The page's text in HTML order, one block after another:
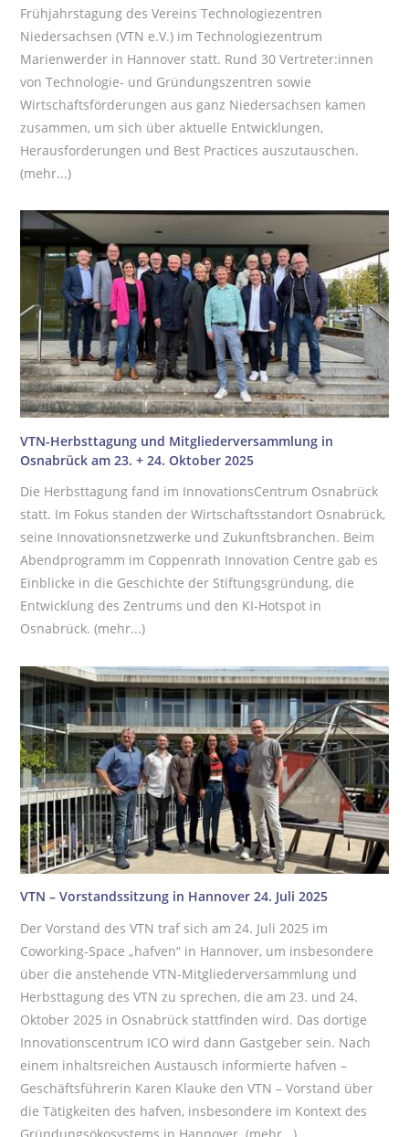
Frühjahrstagung des Vereins Technologiezentren
Niedersachsen (VTN e.V.) im Technologiezentrum
Marienwerder in Hannover statt. Rund 30 Vertreter:innen
von Technologie- und Gründungszentren sowie
Wirtschaftsförderungen aus ganz Niedersachsen kamen
zusammen, um sich über aktuelle Entwicklungen,
Herausforderungen und Best Practices auszutauschen.
(mehr...)
VTN-Herbsttagung und Mitgliederversammlung in
Osnabrück am 23. + 24. Oktober 2025
Die Herbsttagung fand im InnovationsCentrum Osnabrück
statt. Im Fokus standen der Wirtschaftsstandort Osnabrück,
seine Innovationsnetzwerke und Zukunftsbranchen. Beim
Abendprogramm im Coppenrath Innovation Centre gab es
Einblicke in die Geschichte der Stiftungsgründung, die
Entwicklung des Zentrums und den KI-Hotspot in
Osnabrück. (mehr...)
VTN – Vorstandssitzung in Hannover 24. Juli 2025
Der Vorstand des VTN traf sich am 24. Juli 2025 im
Coworking-Space „hafven“ in Hannover, um insbesondere
über die anstehende VTN-Mitgliederversammlung und
Herbsttagung des VTN zu sprechen, die am 23. und 24.
Oktober 2025 in Osnabrück stattfinden wird. Das dortige
Innovationscentrum ICO wird dann Gastgeber sein. Nach
einem inhaltsreichen Austausch informierte hafven –
Geschäftsführerin Karen Klauke den VTN – Vorstand über
die Tätigkeiten des hafven, insbesondere im Kontext des
Gründungsökosystems in Hannover. (mehr...)